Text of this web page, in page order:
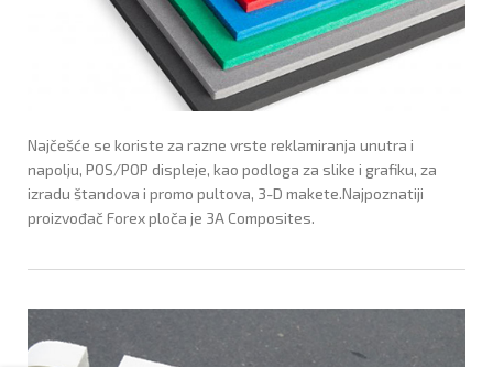
Najčešće se koriste za razne vrste reklamiranja unutra i
napolju, POS/POP displeje, kao podloga za slike i grafiku, za
izradu štandova i promo pultova, 3-D makete.Najpoznatiji
proizvođač Forex ploča je 3A Composites.